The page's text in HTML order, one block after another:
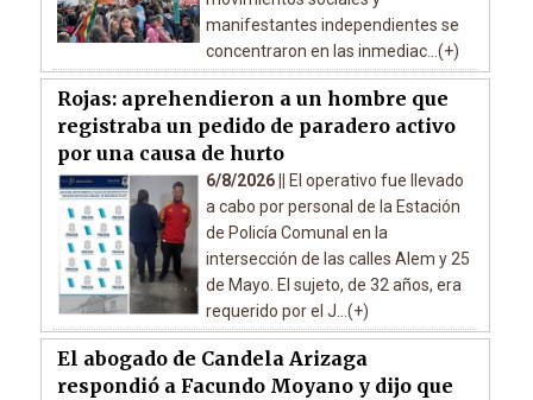
manifestantes independientes se
concentraron en las inmediac...(+)
Rojas: aprehendieron a un hombre que
registraba un pedido de paradero activo
por una causa de hurto
6/8/2026 ||
El operativo fue llevado
a cabo por personal de la Estación
de Policía Comunal en la
intersección de las calles Alem y 25
de Mayo. El sujeto, de 32 años, era
requerido por el J...(+)
El abogado de Candela Arizaga
respondió a Facundo Moyano y dijo que